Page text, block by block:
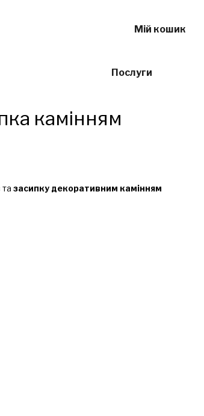
Мій кошик
Послуги
камінням
та засипку декоративним камінням